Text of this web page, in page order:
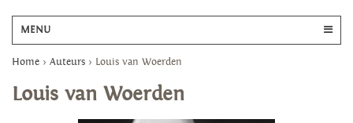
MENU
Home > Auteurs > Louis van Woerden
Louis van Woerden